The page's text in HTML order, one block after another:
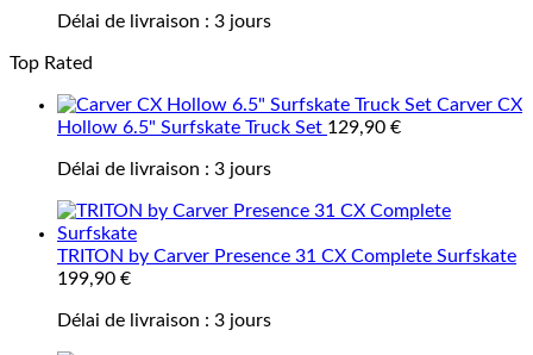
Délai de livraison : 3 jours
Top Rated
Carver CX
Hollow 6.5" Surfskate Truck Set 129,90 €
Délai de livraison : 3 jours
TRITON by Carver Presence 31 CX Complete Surfskate
199,90 €
Délai de livraison : 3 jours